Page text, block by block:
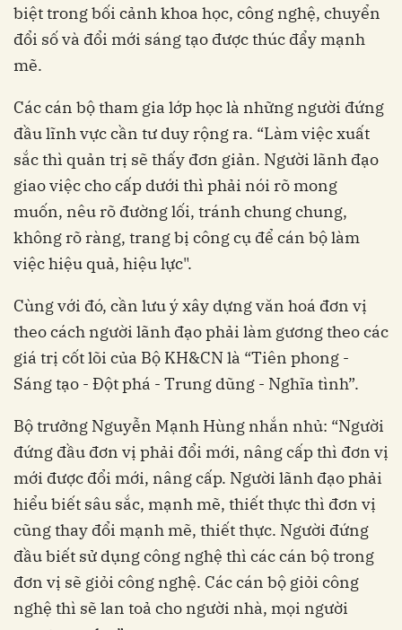
biệt trong bối cảnh khoa học, công nghệ, chuyển
đổi số và đổi mới sáng tạo được thúc đẩy mạnh
mẽ.
Các cán bộ tham gia lớp học là những người đứng
đầu lĩnh vực cần tư duy rộng ra. “Làm việc xuất
sắc thì quản trị sẽ thấy đơn giản. Người lãnh đạo
giao việc cho cấp dưới thì phải nói rõ mong
muốn, nêu rõ đường lối, tránh chung chung,
không rõ ràng, trang bị công cụ để cán bộ làm
việc hiệu quả, hiệu lực".
Cùng với đó, cần lưu ý xây dựng văn hoá đơn vị
theo cách người lãnh đạo phải làm gương theo các
giá trị cốt lõi của Bộ KH&CN là “Tiên phong -
Sáng tạo - Đột phá - Trung dũng - Nghĩa tình”.
Bộ trưởng Nguyễn Mạnh Hùng nhắn nhủ: “Người
đứng đầu đơn vị phải đổi mới, nâng cấp thì đơn vị
mới được đổi mới, nâng cấp. Người lãnh đạo phải
hiểu biết sâu sắc, mạnh mẽ, thiết thực thì đơn vị
cũng thay đổi mạnh mẽ, thiết thực. Người đứng
đầu biết sử dụng công nghệ thì các cán bộ trong
đơn vị sẽ giỏi công nghệ. Các cán bộ giỏi công
nghệ thì sẽ lan toả cho người nhà, mọi người